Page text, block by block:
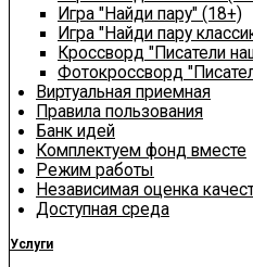
Игра "Найди пару" (18+)
Игра "Найди пару
Кроссворд "Писатели
Фотокроссворд
Виртуальная приемная
Правила пользования
Банк идей
Комплектуем фонд вместе
Режим работы
Независимая оценка
Доступная среда
Услуги